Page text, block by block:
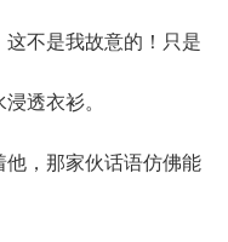
不是我故意的！只是
透衣衫。
，那家伙话语仿佛能